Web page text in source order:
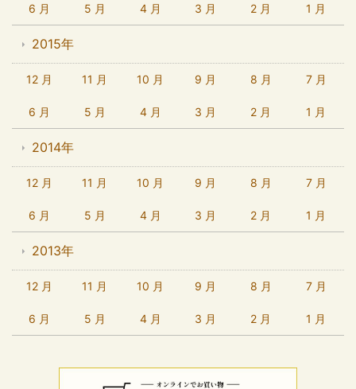
6 月 5 月 4 月 3 月 2 月 1 月
2015年
12 月 11 月 10 月 9 月 8 月 7 月
6 月 5 月 4 月 3 月 2 月 1 月
2014年
12 月 11 月 10 月 9 月 8 月 7 月
6 月 5 月 4 月 3 月 2 月 1 月
2013年
12 月 11 月 10 月 9 月 8 月 7 月
6 月 5 月 4 月 3 月 2 月 1 月